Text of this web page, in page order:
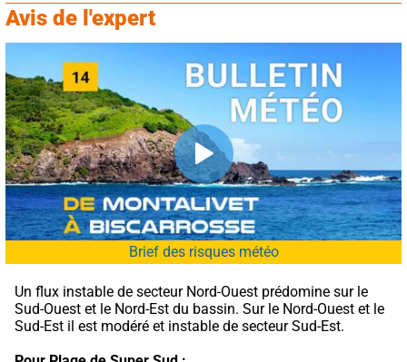
Avis de l'expert
Brief des risques météo
Un flux instable de secteur Nord-Ouest prédomine sur le
Sud-Ouest et le Nord-Est du bassin. Sur le Nord-Ouest et le
Sud-Est il est modéré et instable de secteur Sud-Est.